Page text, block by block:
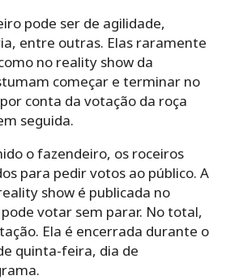
pode ser de agilidade,
entre outras. Elas raramente
no reality show da
começar e terminar no
conta da votação da roça
seguida.
o fazendeiro, os roceiros
para pedir votos ao público. A
show é publicada no
pode votar sem parar. No total,
Ela é encerrada durante o
quinta-feira, dia de